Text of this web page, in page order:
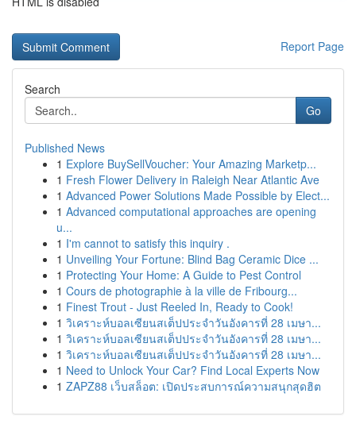
Report Page
Search
Go
Published News
1 Explore BuySellVoucher: Your Amazing Marketp...
1 Fresh Flower Delivery in Raleigh Near Atlantic Ave
1 Advanced Power Solutions Made Possible by Elect...
1 Advanced computational approaches are opening
u...
1 I'm cannot to satisfy this inquiry .
1 Unveiling Your Fortune: Blind Bag Ceramic Dice ...
1 Protecting Your Home: A Guide to Pest Control
1 Cours de photographie à la ville de Fribourg...
1 Finest Trout - Just Reeled In, Ready to Cook!
1 วิเคราะห์บอลเซียนสเต็ปประจำวันอังคารที่ 28 เมษา...
1 วิเคราะห์บอลเซียนสเต็ปประจำวันอังคารที่ 28 เมษา...
1 วิเคราะห์บอลเซียนสเต็ปประจำวันอังคารที่ 28 เมษา...
1 Need to Unlock Your Car? Find Local Experts Now
1 ZAPZ88 เว็บสล็อต: เปิดประสบการณ์ความสนุกสุดฮิต